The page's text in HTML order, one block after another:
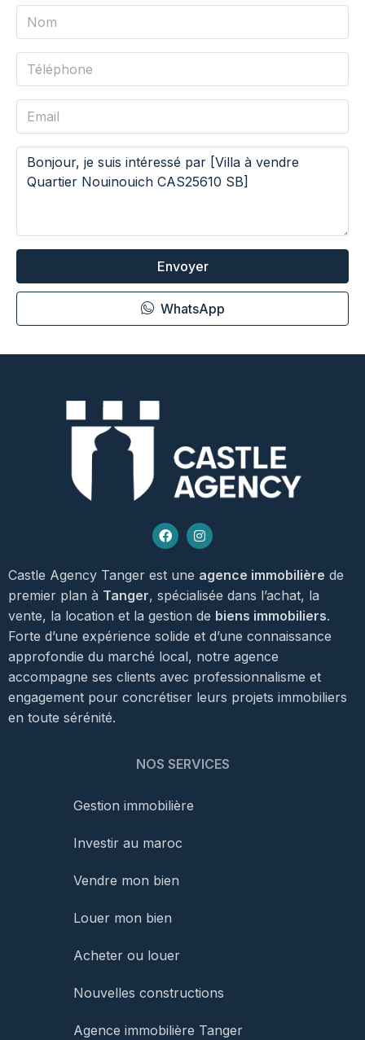
Envoyer
WhatsApp
Castle Agency Tanger est une agence immobilière de
premier plan à Tanger, spécialisée dans l’achat, la
vente, la location et la gestion de biens immobiliers.
Forte d’une expérience solide et d’une connaissance
approfondie du marché local, notre agence
accompagne ses clients avec professionnalisme et
engagement pour concrétiser leurs projets immobiliers
en toute sérénité.
NOS SERVICES
Gestion immobilière
Investir au maroc
Vendre mon bien
Louer mon bien
Acheter ou louer
Nouvelles constructions
Agence immobilière Tanger